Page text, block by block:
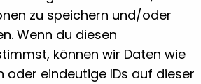
zu speichern und/oder
Wenn du diesen
können wir Daten wie
oder eindeutige IDs auf dieser